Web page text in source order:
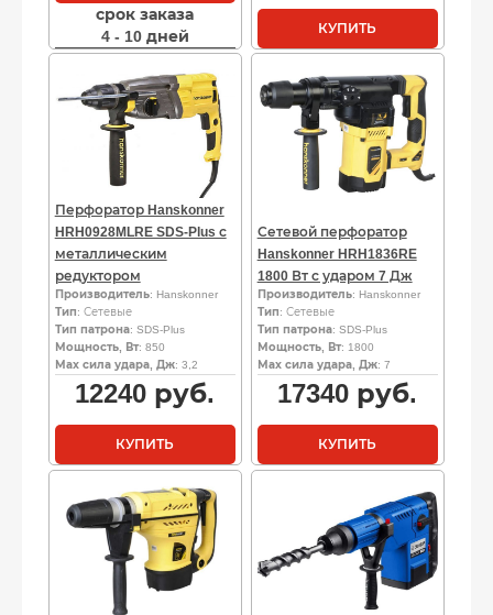
срок заказа
4 - 10 дней
КУПИТЬ
Перфоратор Hanskonner
HRH0928MLRE SDS-Plus с
металлическим
редуктором
Производитель: Hanskonner
Тип: Сетевые
Тип патрона: SDS-Plus
Мощность, Вт: 850
Мах сила удара, Дж: 3,2
12240 руб.
КУПИТЬ
Сетевой перфоратор
Hanskonner HRH1836RE
1800 Вт с ударом 7 Дж
Производитель: Hanskonner
Тип: Сетевые
Тип патрона: SDS-Plus
Мощность, Вт: 1800
Мах сила удара, Дж: 7
17340 руб.
КУПИТЬ